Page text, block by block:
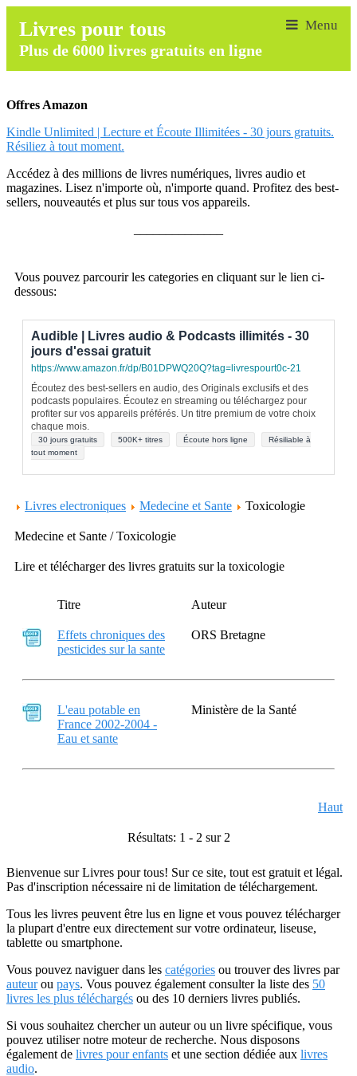
Livres pour tous
Plus de 6000 livres gratuits en ligne
Offres Amazon
Kindle Unlimited | Lecture et Écoute Illimitées - 30 jours gratuits.
Résiliez à tout moment.
Accédez à des millions de livres numériques, livres audio et
magazines. Lisez n'importe où, n'importe quand. Profitez des best-
sellers, nouveautés et plus sur tous vos appareils.
Vous pouvez parcourir les categories en cliquant sur le lien ci-
dessous:
Audible | Livres audio & Podcasts illimités - 30
jours d'essai gratuit
https://www.amazon.fr/dp/B01DPWQ20Q?tag=livrespourt0c-21
Écoutez des best-sellers en audio, des Originals exclusifs et des
podcasts populaires. Écoutez en streaming ou téléchargez pour
profiter sur vos appareils préférés. Un titre premium de votre choix
chaque mois.
30 jours gratuits 500K+ titres Écoute hors ligne
Résiliable à
tout moment
Livres electroniques Medecine et Sante Toxicologie
Medecine et Sante / Toxicologie
Lire et télécharger des livres gratuits sur la toxicologie
Titre Auteur
Effets chroniques des
pesticides sur la sante
ORS Bretagne
L'eau potable en
France 2002-2004 -
Eau et sante
Ministère de la Santé
Haut
Résultats: 1 - 2 sur 2
Bienvenue sur Livres pour tous! Sur ce site, tout est gratuit et légal.
Pas d'inscription nécessaire ni de limitation de téléchargement.
Tous les livres peuvent être lus en ligne et vous pouvez télécharger
la plupart d'entre eux directement sur votre ordinateur, liseuse,
tablette ou smartphone.
Vous pouvez naviguer dans les catégories ou trouver des livres par
auteurou pays. Vous pouvez également consulter la liste des 50
livres les plus téléchargés ou des 10 derniers livres publiés.
Si vous souhaitez chercher un auteur ou un livre spécifique, vous
pouvez utiliser notre moteur de recherche. Nous disposons
également de livres pour enfants et une section dédiée aux livres
audio.